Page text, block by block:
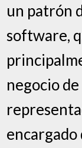
un patrón
software,
negocio
encargado